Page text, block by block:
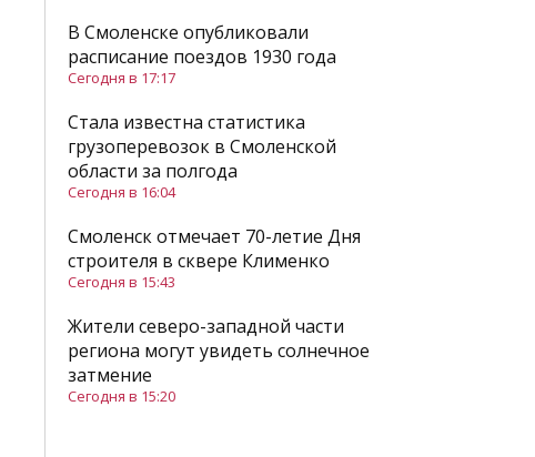
В Смоленске опубликовали
расписание поездов 1930 года
Сегодня в 17:17
Стала известна статистика
грузоперевозок в Смоленской
области за полгода
Сегодня в 16:04
Смоленск отмечает 70-летие Дня
строителя в сквере Клименко
Сегодня в 15:43
Жители северо-западной части
региона могут увидеть солнечное
затмение
Сегодня в 15:20